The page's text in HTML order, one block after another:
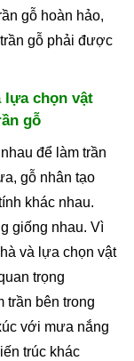
gỗ hoàn hảo,
gỗ phải được
lựa chọn vật
gỗ
để làm trần
gỗ nhân tạo
khác nhau.
giống nhau. Vì
và lựa chọn vật
trọng
trần bên trong
với mưa nắng
trúc khác